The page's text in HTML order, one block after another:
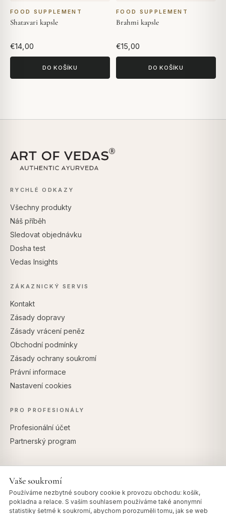
FOOD SUPPLEMENT
Shatavari kapsle
€14,00
DO KOŠÍKU
FOOD SUPPLEMENT
Brahmi kapsle
€15,00
DO KOŠÍKU
RYCHLÉ ODKAZY
Všechny produkty
Náš příběh
Sledovat objednávku
Dosha test
Vedas Insights
ZÁKAZNICKÝ SERVIS
Kontakt
Zásady dopravy
Zásady vrácení peněz
Obchodní podmínky
Zásady ochrany soukromí
Právní informace
Nastavení cookies
PRO PROFESIONÁLY
Profesionální účet
Partnerský program
Vaše soukromí
Používáme nezbytné soubory cookie k provozu obchodu: košík,
pokladna a relace. S vaším souhlasem používáme také anonymní
statistiky šetrné k soukromí, abychom porozuměli tomu, jak se web